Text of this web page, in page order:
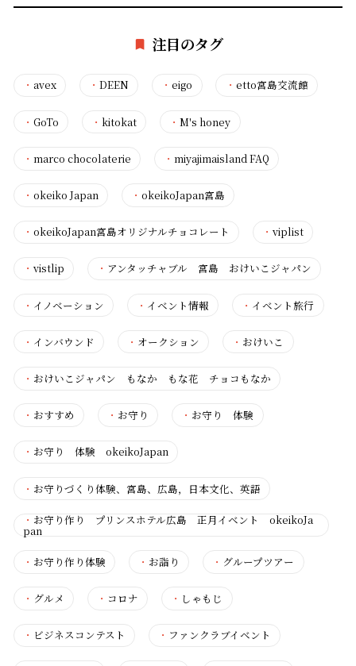
注目のタグ
・ avex ・DEEN ・eigo ・ etto宮島交流館
・ GoTo ・kitokat ・M's honey
・ marco chocolaterie ・miyajimaisland FAQ
・ okeiko Japan ・okeikoJapan宮島
・ okeikoJapan宮島オリジナルチョコレート ・viplist
・ vistlip ・ アンタッチャブル 宮島 おけいこジャパン
・ イノベーション ・ イベント情報 ・ イベント旅行
・ インバウンド ・ オークション ・ おけいこ
・ おけいこジャパン もなか もな花 チョコもなか
・ おすすめ ・ お守り ・ お守り 体験
・ お守り 体験 okeikoJapan
・ お守りづくり体験、宮島、広島，日本文化、英語
・ お守り作り プリンスホテル広島 正月イベント okeikoJa
pan
・ お守り作り体験 ・ お詣り ・ グループツアー
・ グルメ ・ コロナ ・ しゃもじ
・ ビジネスコンテスト ・ ファンクラブイベント